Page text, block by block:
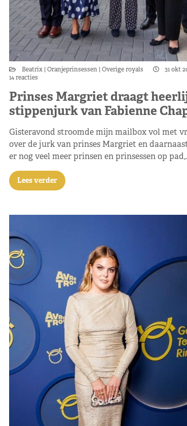
Beatrix Oranjeprinsessen Overige royals
31 okt
14 reacties
Prinses Margriet draagt
stippenjurk van Fabienne
Gisteravond stroomde mijn mailbox vol met
over de jurk van prinses Margriet en
er nog veel meer prinsen en prinsessen op
Lees verder